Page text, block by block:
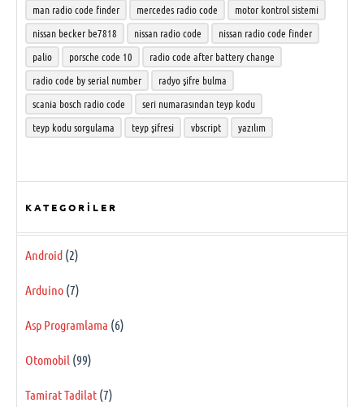
man radio code finder
mercedes radio code
motor kontrol sistemi
nissan becker be7818
nissan radio code
nissan radio code finder
palio
porsche code 10
radio code after battery change
radio code by serial number
radyo şifre bulma
scania bosch radio code
seri numarasından teyp kodu
teyp kodu sorgulama
teyp şifresi vbscript yazılım
KATEGORILER
Android (2)
Arduino (7)
Asp Programlama (6)
Otomobil (99)
Tamirat Tadilat (7)